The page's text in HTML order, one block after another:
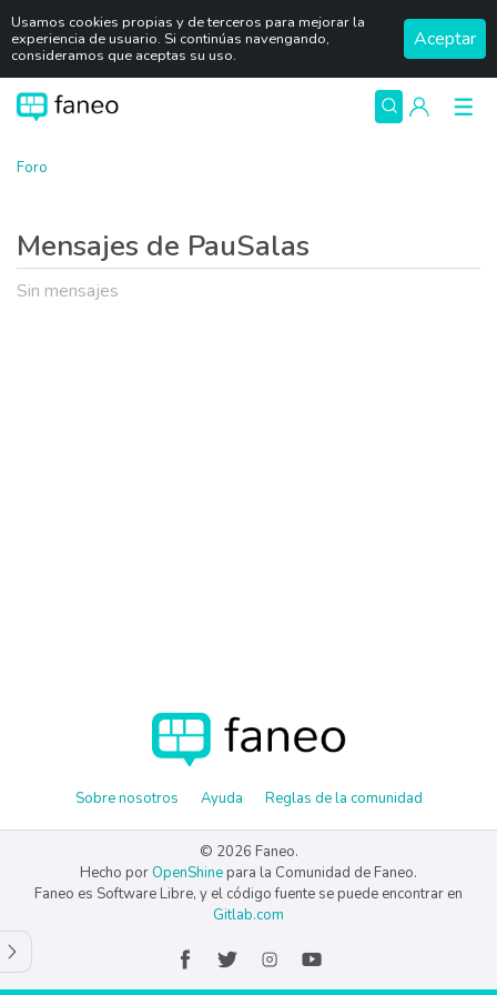
Usamos cookies propias y de terceros para mejorar la
experiencia de usuario. Si continúas navengando,
consideramos que aceptas su uso.
Aceptar
Foro
Mensajes de PauSalas
Sin mensajes
Sobre nosotros Ayuda Reglas de la comunidad
© 2026 Faneo.
Hecho por OpenShine para la Comunidad de Faneo.
Faneo es Software Libre, y el código fuente se puede encontrar en
Gitlab.com